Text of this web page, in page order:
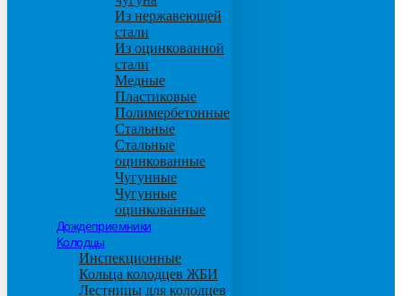
Из нержавеющей
стали
Из оцинкованной
стали
Медные
Пластиковые
Полимербетонные
Стальные
Стальные
оцинкованные
Чугунные
Чугунные
оцинкованные
Дождеприемники
Колодцы
Инспекционные
Кольца колодцев ЖБИ
Лестницы для колодцев